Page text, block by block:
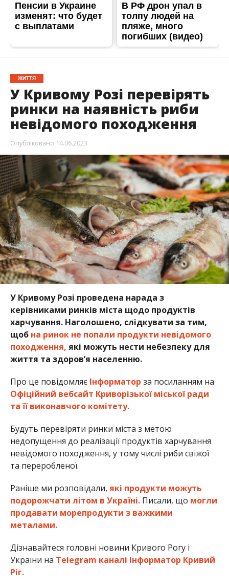
ЖИТТЯ
У Кривому Розі перевірять
ринки на наявність риби
невідомого походження
Опубліковано 14.06.2023
У Кривому Розі проведена нарада з
керівниками ринків міста щодо продуктів
харчування. Наголошено, слідкувати за тим,
щоб на ринок не попали продукти невідомого
походження, які можуть нести небезпеку для
життя та здоров’я населенню.
Про це повідомляє Інформатор за посиланням на
Офіційний вебсайт Криворізької міської ради
та її виконавчого комітету.
Будуть перевіряти ринки міста з метою
недопущення до реалізації продуктів харчування
невідомого походження, у тому числі риби свіжої
та переробленої.
Раніше ми розповідали, які продукти можуть
подорожчати літом в Україні. Писали, що могли
продавати морепродукти з важкими
металами.
Дізнавайтеся головні новини Кривого Рогу і
України на Telegram каналі Інформатор Кривий
Ріг.